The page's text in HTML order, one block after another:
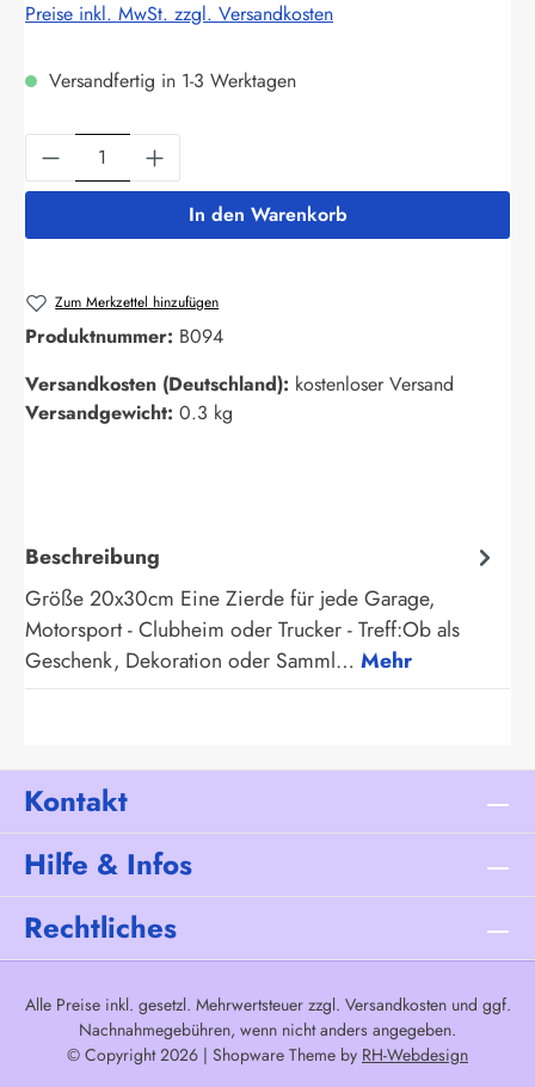
Preise inkl. MwSt. zzgl. Versandkosten
Versandfertig in 1-3 Werktagen
Produkt Anzahl: Gib den gewünschten
In den Warenkorb
Zum Merkzettel hinzufügen
Produktnummer: B094
Versandkosten (Deutschland): kostenloser Versand
Versandgewicht: 0.3 kg
Beschreibung
Größe 20x30cm Eine Zierde für jede Garage,
Motorsport - Clubheim oder Trucker - Treff:Ob als
Geschenk, Dekoration oder Samml… Mehr
Kontakt
Hilfe & Infos
Rechtliches
Alle Preise inkl. gesetzl. Mehrwertsteuer zzgl. Versandkostenund ggf.
Nachnahmegebühren, wenn nicht anders angegeben.
© Copyright 2026 | Shopware Theme by RH-Webdesign